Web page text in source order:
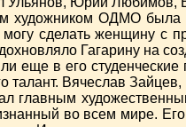
художником ОДМО
сделать женщину с
Гагарину на
еще в его
талант. Вячеслав
главным
во всем мире.